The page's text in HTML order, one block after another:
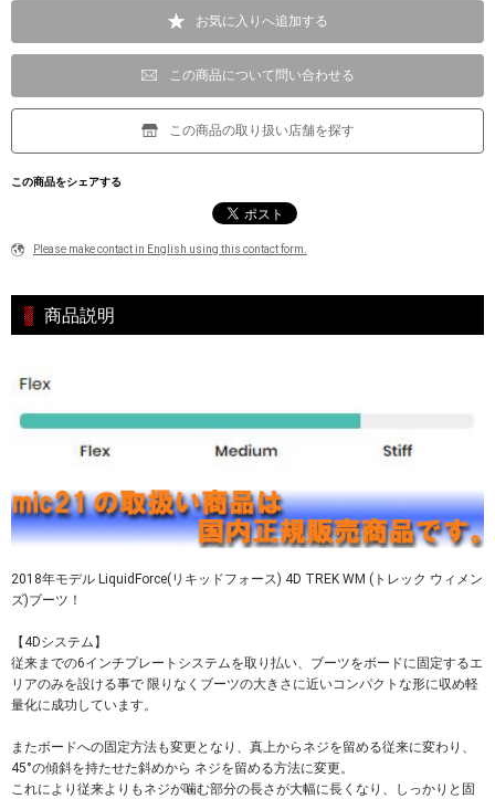
お気に入りへ追加する
この商品について問い合わせる
この商品の取り扱い店舗を探す
この商品をシェアする
Please make contact in English using this contact form.
商品説明
2018年モデル LiquidForce(リキッドフォース) 4D TREK WM (トレック ウィメン
ズ)ブーツ！
【4Dシステム】
従来までの6インチプレートシステムを取り払い、ブーツをボードに固定するエ
リアのみを設ける事で 限りなくブーツの大きさに近いコンパクトな形に収め軽
量化に成功しています。
またボードへの固定方法も変更となり、真上からネジを留める従来に変わり、
45°の傾斜を持たせた斜めから ネジを留める方法に変更。
これにより従来よりもネジが噛む部分の長さが大幅に長くなり、しっかりと固